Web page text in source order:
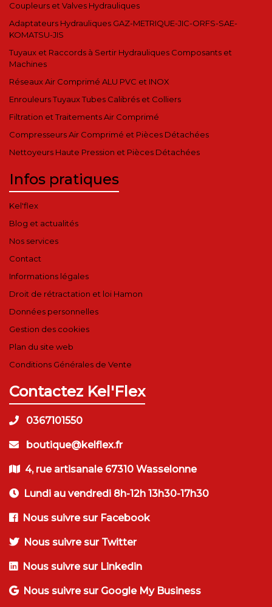
Coupleurs et Valves Hydrauliques
Adaptateurs Hydrauliques GAZ-METRIQUE-JIC-ORFS-SAE-
KOMATSU-JIS
Tuyaux et Raccords à Sertir Hydrauliques Composants et
Machines
Réseaux Air Comprimé ALU PVC et INOX
Enrouleurs Tuyaux Tubes Calibrés et Colliers
Filtration et Traitements Air Comprimé
Compresseurs Air Comprimé et Pièces Détachées
Nettoyeurs Haute Pression et Pièces Détachées
Infos pratiques
Kel'flex
Blog et actualités
Nos services
Contact
Informations légales
Droit de rétractation et loi Hamon
Données personnelles
Gestion des cookies
Plan du site web
Conditions Générales de Vente
Contactez Kel'Flex
0367101550
boutique@kelflex.fr
4, rue artisanale 67310 Wasselonne
Lundi au vendredi 8h-12h 13h30-17h30
Nous suivre sur Facebook
Nous suivre sur Twitter
Nous suivre sur Linkedin
Nous suivre sur Google My Business